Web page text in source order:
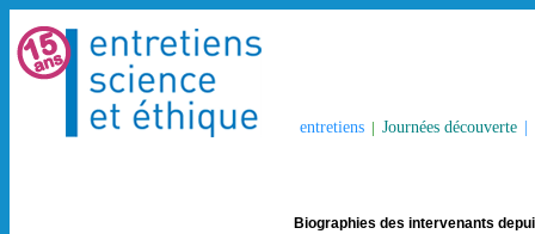
entretiens | Journées découverte
Biographies des intervenants